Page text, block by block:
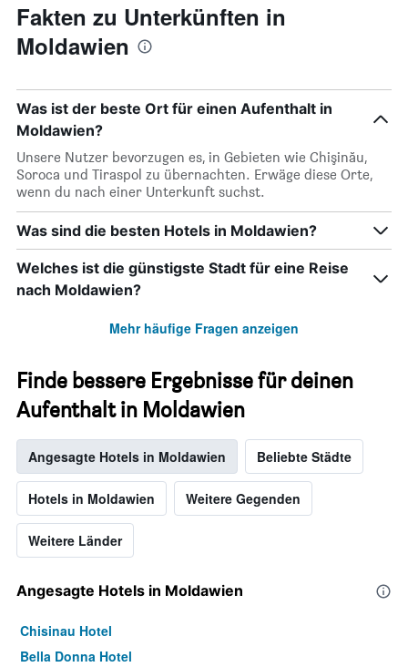
Fakten zu Unterkünften in
Moldawien
Was ist der beste Ort für einen Aufenthalt in
Moldawien?
Unsere Nutzer bevorzugen es, in Gebieten wie Chişinău,
Soroca und Tiraspol zu übernachten. Erwäge diese Orte,
wenn du nach einer Unterkunft suchst.
Was sind die besten Hotels in Moldawien?
Welches ist die günstigste Stadt für eine Reise
nach Moldawien?
Mehr häufige Fragen anzeigen
Finde bessere Ergebnisse für deinen
Aufenthalt in Moldawien
Angesagte Hotels in Moldawien Beliebte Städte
Hotels in Moldawien Weitere Gegenden
Weitere Länder
Angesagte Hotels in Moldawien
Chisinau Hotel
Bella Donna Hotel